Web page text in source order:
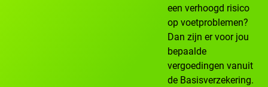
een verhoogd risico
op voetproblemen?
Dan zijn er voor jou
bepaalde
vergoedingen vanuit
de Basisverzekering.